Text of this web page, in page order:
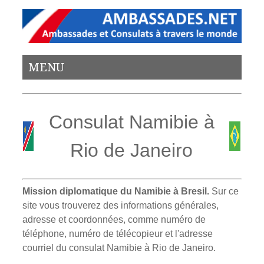
MENU
Consulat Namibie à
Rio de Janeiro
Mission diplomatique du Namibie à Bresil. Sur ce
site vous trouverez des informations générales,
adresse et coordonnées, comme numéro de
téléphone, numéro de télécopieur et l'adresse
courriel du consulat Namibie à Rio de Janeiro.